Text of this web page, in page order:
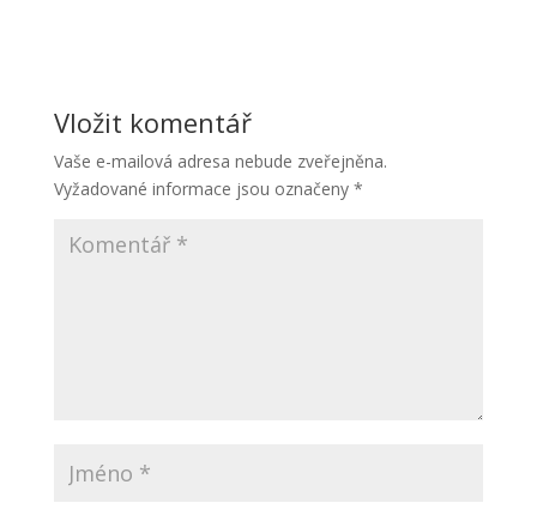
Vložit komentář
Vaše e-mailová adresa nebude zveřejněna.
Vyžadované informace jsou označeny *